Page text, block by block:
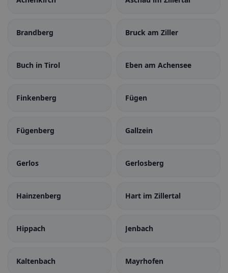
Brandberg Bruck am Ziller
Buch in Tirol Eben am Achensee
Finkenberg Fügen
Fügenberg Gallzein
Gerlos Gerlosberg
Hainzenberg Hart im Zillertal
Hippach Jenbach
Kaltenbach Mayrhofen